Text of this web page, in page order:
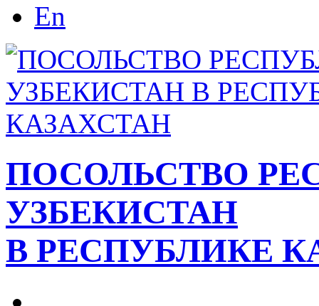
En
ПОСОЛЬСТВО
УЗБЕКИСТАН
В РЕСПУБЛИКЕ